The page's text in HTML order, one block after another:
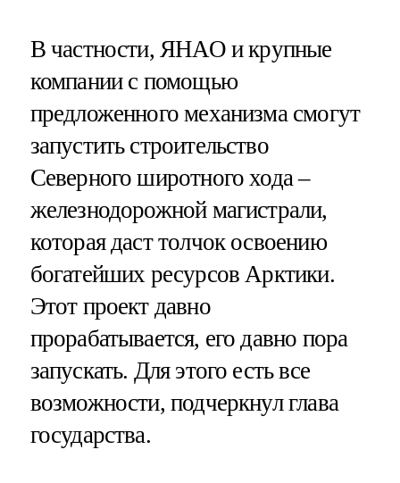
В частности, ЯНАО и крупные
компании с помощью
предложенного механизма смогут
запустить строительство
Северного широтного хода –
железнодорожной магистрали,
которая даст толчок освоению
богатейших ресурсов Арктики.
Этот проект давно
прорабатывается, его давно пора
запускать. Для этого есть все
возможности, подчеркнул глава
государства.